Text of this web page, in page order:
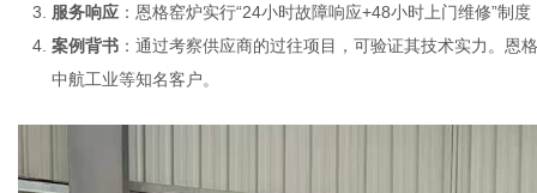
服务响应 ：恩格窑炉实行“24小时故障响应+48小时上门维修”制
案例背书 ：通过考察供应商的过往项目，可验证其技术实力。
中航工业等知名客户。